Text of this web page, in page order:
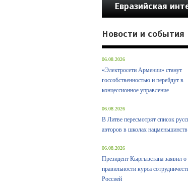
Евразийская
Новости и события
06.08.2026
«Электросети Армении» станут
госсобственностью и перейдут в
концессионное управление
06.08.2026
В Литве пересмотрят список
авторов в школах нацменьшинств
06.08.2026
Президент Кыргызстана заявил о
правильности курса
Россией